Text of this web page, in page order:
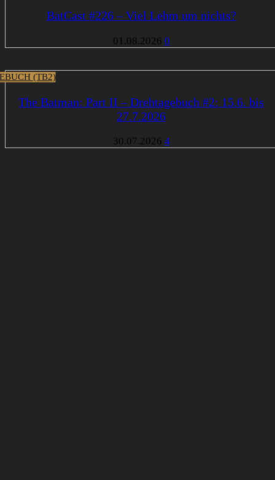
BatCast #226 – Viel Lehm um nichts?
01.08.2026 0
(TB2)
The Batman: Part II – Drehtagebuch #2: 15.6. bis
27.7.2026
30.07.2026 4